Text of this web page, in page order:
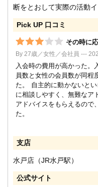
断をとおして実際の活動
Pick UP 口コミ
その時に
By 27歳／女性／会社員 ---
入会時の費用が高かった。
員数と女性の会員数が同程
た。 自主的に動かないと
に相談しやすく、無難なア
アドバイスをもらえるので
た。
支店
水戸店（JR水戸駅）
公式サイト